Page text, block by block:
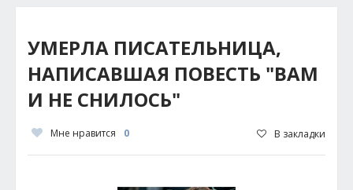
УМЕРЛА ПИСАТЕЛЬНИЦА,
НАПИСАВШАЯ ПОВЕСТЬ "ВАМ
И НЕ СНИЛОСЬ"
Мне нравится 0 В закладки